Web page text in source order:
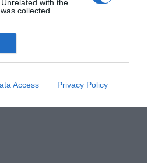
with the
collected.
Access Privacy Policy